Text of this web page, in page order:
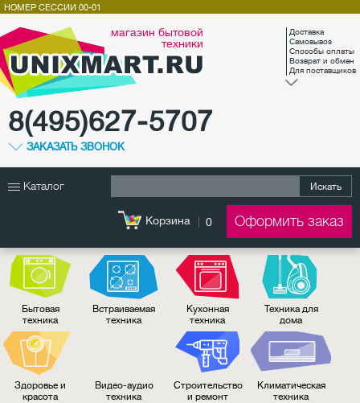
магазин бытовой
техники
8(495)627-5707
ЗАКАЗАТЬ ЗВОНОК
Доставка
Самовывоз
Способы оплаты
Возврат и обмен
Для поставщиков
НОМЕР СЕССИИ 00-01
Каталог Искать
Корзина 0 Оформить заказ
Бытовая
техника
Встраиваемая
техника
Кухонная
техника
Техника для
дома
Здоровье и
красота
Видео-аудио
техника
Строительство
и ремонт
Климатическая
техника